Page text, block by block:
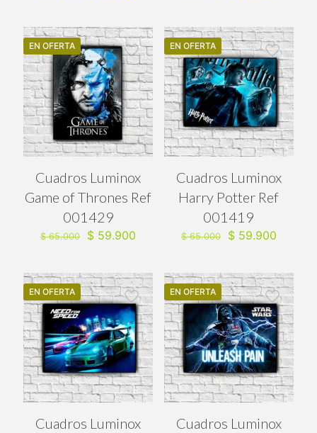
era:
$ 65.000.
es:
$ 59.900.
era:
$ 65.000.
es:
$
EN OFERTA
Cuadros Luminox
Game of Thrones Ref
001429
$65.000
El
era:
$ 65.000.
$ 59.900
es:
$ 59.900.
EN OFERTA
Cuadros Luminox
Harry Potter Ref
001419
$65.000
El
era:
$ 65.000.
$59.900El
es:
$
EN OFERTA
Cuadros Luminox
EN OFERTA
Cuadros Luminox